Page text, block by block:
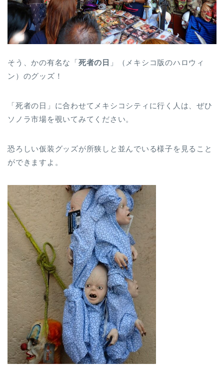
そう、かの有名な「死者の日 」（メキシコ版のハロウィ
ン）のグッズ！
「死者の日」に合わせてメキシコシティに行く人は、ぜひ
ソノラ市場を覗いてみてください。
恐ろしい仮装グッズが所狭しと並んでいる様子を見ること
ができますよ。